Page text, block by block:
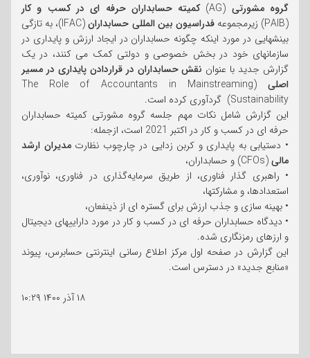
گروه مشورتی (AG)
کمیته حسابداران حرفه ای در کسب و کار
(PAIB) زیرمجموعه
فدراسیون بین المللی حسابداران
(IFAC)، به تازگی
بینشهایی در مورد اینکه چگونه حسابداران در ایجاد ارزش و پایداری در
سازمانهای خود در بخش خصوصی و دولتی کمک می کنند، در یک
گزارش جدید با عنوان نقش حسابداران در قراردادن پایداری در مسیر
اصلی
(The Role of Accountants in Mainstreaming
Sustainability) گردآوری کرده است.
این گزارش شامل نکات مهم جلسه گروه مشورتی کمیته حسابداران
حرفه ای در کسب و کار در اکتبر 2021 است، ازجمله:
• دستیابی به پایداری و کربن زدایی در چارچوب نظارت مدیران ارشد
مالی(CFOs) و حسابداران،
• راهبری گذار فناوری، از طریق سرمایه‌گذاری در فناوری، نوآوری،
استعدادها، و مشارکتها،
• بهینه سازی و جذب ارزش برای گستره ای از ذینفعان،
• دیدگاه حسابداران حرفه ای در کسب و کار در مورد داراییهای دیجیتال
و ارزهای رمزنگاری شده.
این گزارش در صفحه اول مرکز اطلاع رسانی اینترنتی حسابرس، پیوند
«منابع جدید» در دسترس است.
۱۸ آذر ۱۴۰۰
۱۰:۲۹